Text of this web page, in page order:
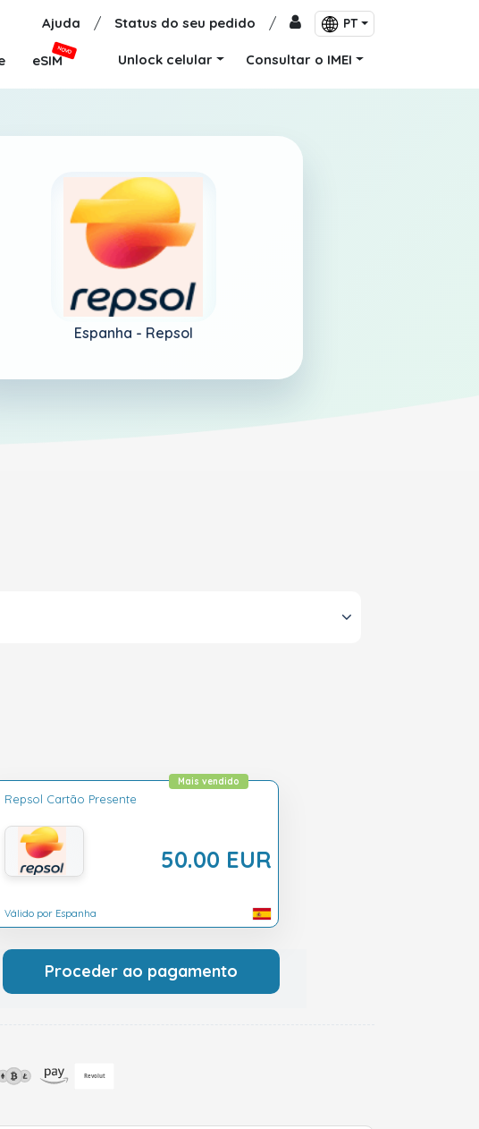
Ajuda / Status do seu pedido / PT
eSIM
NOVO
Unlock celular Consultar o IMEI
Espanha - Repsol
Repsol Cartão Presente
50.00 EUR
Mais vendido
Válido por Espanha
Proceder ao pagamento